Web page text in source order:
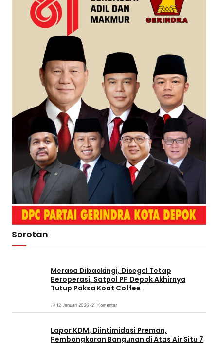
Sorotan
Merasa Dibackingi, Disegel Tetap
Beroperasi, Satpol PP Depok Akhirnya
Tutup Paksa Koat Coffee
12 Januari 2026•21 Komentar
Lapor KDM, Diintimidasi Preman,
Pembongkaran Bangunan di Atas Air Situ 7